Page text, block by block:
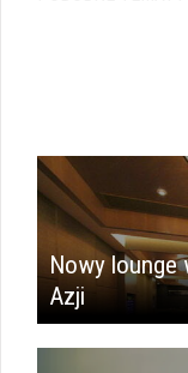
Nowy lounge
Azji